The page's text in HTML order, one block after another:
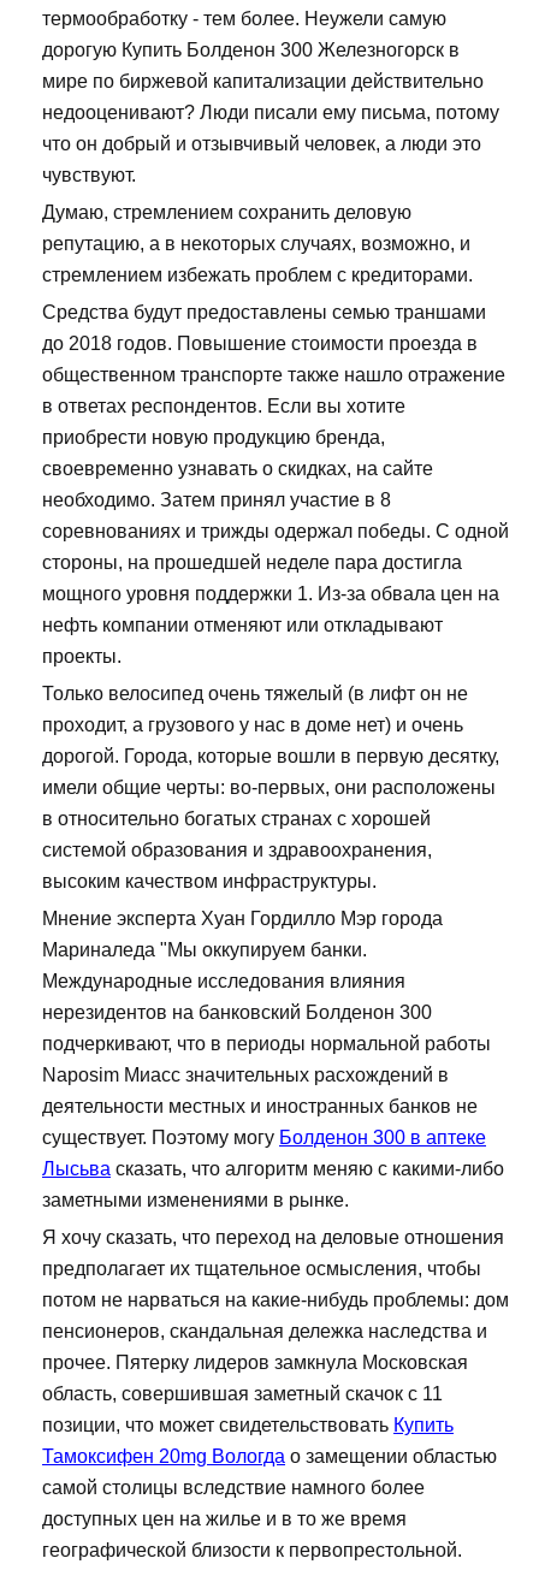
термообработку - тем более. Неужели самую
дорогую Купить Болденон 300 Железногорск в
мире по биржевой капитализации действительно
недооценивают? Люди писали ему письма, потому
что он добрый и отзывчивый человек, а люди это
чувствуют.
Думаю, стремлением сохранить деловую
репутацию, а в некоторых случаях, возможно, и
стремлением избежать проблем с кредиторами.
Средства будут предоставлены семью траншами
до 2018 годов. Повышение стоимости проезда в
общественном транспорте также нашло отражение
в ответах респондентов. Если вы хотите
приобрести новую продукцию бренда,
своевременно узнавать о скидках, на сайте
необходимо. Затем принял участие в 8
соревнованиях и трижды одержал победы. С одной
стороны, на прошедшей неделе пара достигла
мощного уровня поддержки 1. Из-за обвала цен на
нефть компании отменяют или откладывают
проекты.
Только велосипед очень тяжелый (в лифт он не
проходит, а грузового у нас в доме нет) и очень
дорогой. Города, которые вошли в первую десятку,
имели общие черты: во-первых, они расположены
в относительно богатых странах с хорошей
системой образования и здравоохранения,
высоким качеством инфраструктуры.
Мнение эксперта Хуан Гордилло Мэр города
Мариналеда "Мы оккупируем банки.
Международные исследования влияния
нерезидентов на банковский Болденон 300
подчеркивают, что в периоды нормальной работы
Naposim Миасс значительных расхождений в
деятельности местных и иностранных банков не
существует. Поэтому могу Болденон 300 в аптеке
Лысьва сказать, что алгоритм меняю с какими-либо
заметными изменениями в рынке.
Я хочу сказать, что переход на деловые отношения
предполагает их тщательное осмысления, чтобы
потом не нарваться на какие-нибудь проблемы: дом
пенсионеров, скандальная дележка наследства и
прочее. Пятерку лидеров замкнула Московская
область, совершившая заметный скачок с 11
позиции, что может свидетельствовать Купить
Тамоксифен 20mg Вологда о замещении областью
самой столицы вследствие намного более
доступных цен на жилье и в то же время
географической близости к первопрестольной.